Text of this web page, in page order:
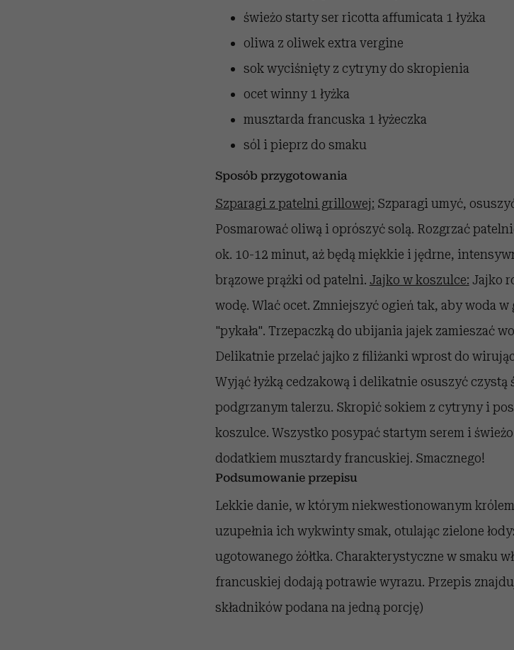
świeżo starty ser ricotta affumicata 1 łyżka
oliwa z oliwek extra vergine
sok wyciśnięty z cytryny do skropienia
ocet winny 1 łyżka
musztarda francuska 1 łyżeczka
sól i pieprz do smaku
Sposób przygotowania
Szparagi z patelni grillowej: Szparagi umyć,
Posmarować oliwą i oprószyć solą. Rozgrzać
ok. 10-12 minut, aż będą miękkie i jędrne,
brązowe prążki od patelni. Jajko w koszulce: Jajko
wodę. Wlać ocet. Zmniejszyć ogień tak, aby woda
"pykała". Trzepaczką do ubijania jajek zamieszać
Delikatnie przelać jajko z filiżanki wprost do
Wyjąć łyżką cedzakową i delikatnie osuszyć czystą
podgrzanym talerzu. Skropić sokiem z cytryny i
koszulce. Wszystko posypać startym serem i
dodatkiem musztardy francuskiej. Smacznego!
Podsumowanie przepisu
Lekkie danie, w którym niekwestionowanym
uzupełnia ich wykwinty smak, otulając zielone
ugotowanego żółtka. Charakterystyczne w smaku
francuskiej dodają potrawie wyrazu. Przepis
składników podana na jedną porcję)